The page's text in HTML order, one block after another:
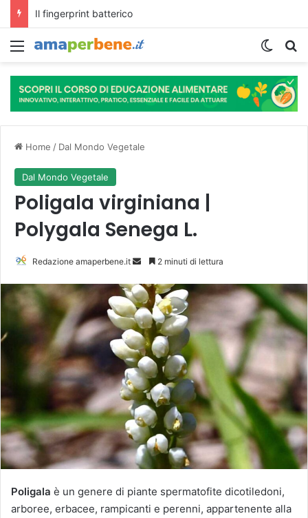
Menu
Home / Dal Mondo Vegetale
Dal Mondo Vegetale
Poligala virginiana |
Polygala Senega L.
Redazione amaperbene.it
v
i
a
u
n
'
e
m
a
i
l
2 minuti di lettura
Poligala è un genere di piante spermatofite dicotiledoni,
arboree, erbacee, rampicanti e perenni, appartenente alla